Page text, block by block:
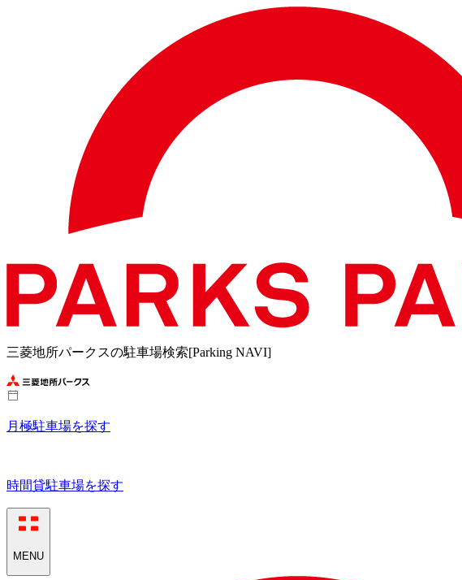
三菱地所パークスの駐車場検索[Parking NAVI]
月極駐車場を探す
時間貸駐車場を探す
MENU